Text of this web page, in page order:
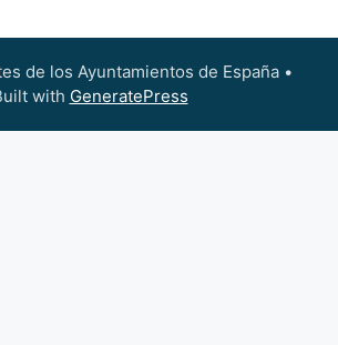
de los Ayuntamientos de España•
with GeneratePress